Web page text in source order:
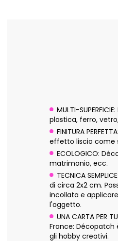
MULTI-
plastica, ferro,
FINITURA
effetto liscio come
ECOLOGICO:
matrimonio, ecc.
TECNICA
di circa 2x2 cm.
incollata e
l'oggetto.
UNA CARTA
France: Décopatch
gli hobby creativi.